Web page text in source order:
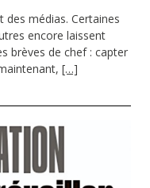
des médias. Certaines
encore laissent
brèves de chef : capter
[…]